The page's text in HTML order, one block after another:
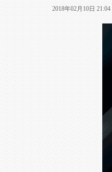
2018年02月10日 21:04